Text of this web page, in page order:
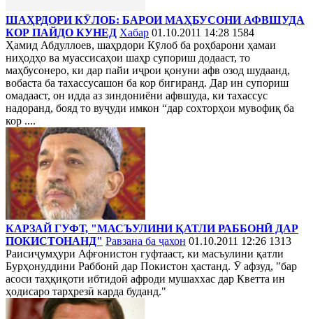
ШАҲРДОРИ КӮЛОБ: БАРОИ МАҲБУСОНИ АФВШУДА
КОР ПАЙДО КУНЕД Хабар 01.10.2011 14:28 1584
Ҳамид Абдуллоев, шаҳрдори Кӯлоб ба роҳбарони ҳамаи
ниҳодҳо ва муассисаҳои шаҳр супориш додааст, то
маҳбусонеро, ки дар пайи иҷрои қонуни афв озод шудаанд,
вобаста ба тахассусашон ба кор бигиранд. Дар ин супориш
омадааст, он идда аз зиндониёни афвшуда, ки тахассус
надоранд, бояд то вуҷуди имкон “дар сохторҳои мувофиқ ба
кор ....
КАРЗАЙ ГУФТ, "МАСЪУЛИНИ ҚАТЛИ РАББОНӢ ДАР
ПОКИСТОНАНД" Равзана ба ҷахон 01.10.2011 12:26 1313
Раисиҷумҳури Афғонистон гуфтааст, ки масъулини қатли
Бурҳонуддини Раббонӣ дар Покистон ҳастанд. Ӯ афзуд, "бар
асоси таҳқиқоти ибтидоӣ афроди мушаххас дар Кветта ин
ҳодисаро тарҳрезӣ карда буданд."